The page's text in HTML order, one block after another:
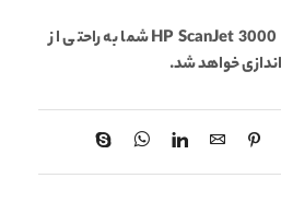
با این مراحل، اسکنر HP ScanJet 3000 s4 شما به راحتی از
خواهد شد.